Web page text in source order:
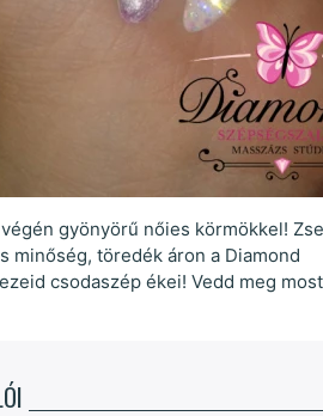
gyönyörű nőies körmökkel!
minőség, töredék áron a Diamond
csodaszép ékei! Vedd meg most